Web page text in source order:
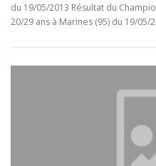
du 19/05/2013 Résultat du
20/29 ans à Marines (95) du 19/05/